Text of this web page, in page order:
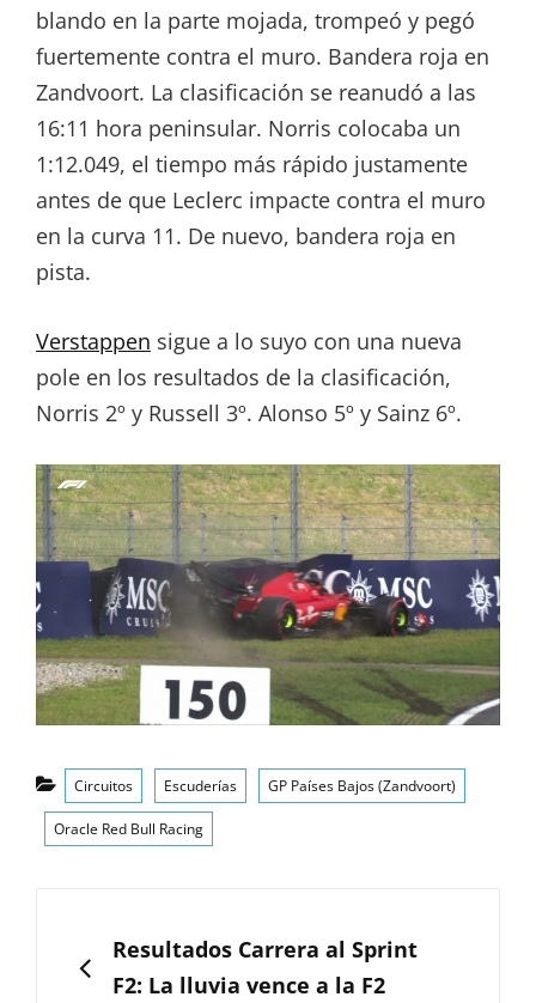
blando en la parte mojada, trompeó y pegó
fuertemente contra el muro. Bandera roja en
Zandvoort. La clasificación se reanudó a las
16:11 hora peninsular. Norris colocaba un
1:12.049, el tiempo más rápido justamente
antes de que Leclerc impacte contra el muro
en la curva 11. De nuevo, bandera roja en
pista.
Verstappen sigue a lo suyo con una nueva
pole en los resultados de la clasificación,
Norris 2º y Russell 3º. Alonso 5º y Sainz 6º.
Categorías
Circuitos Escuderías GP Países Bajos (Zandvoort)
Oracle Red Bull Racing
entradas
ANTERIOR
Resultados Carrera al Sprint
F2: La lluvia vence a la F2